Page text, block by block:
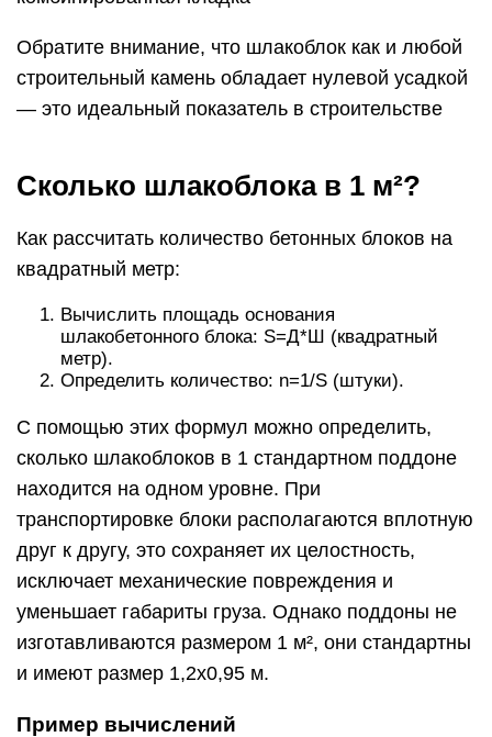
Обратите внимание, что шлакоблок как и любой
строительный камень обладает нулевой усадкой
— это идеальный показатель в строительстве
Сколько шлакоблока в 1 м²?
Как рассчитать количество бетонных блоков на
квадратный метр:
Вычислить площадь основания
шлакобетонного блока: S=Д*Ш (квадратный
метр).
Определить количество: n=1/S (штуки).
С помощью этих формул можно определить,
сколько шлакоблоков в 1 стандартном поддоне
находится на одном уровне. При
транспортировке блоки располагаются вплотную
друг к другу, это сохраняет их целостность,
исключает механические повреждения и
уменьшает габариты груза. Однако поддоны не
изготавливаются размером 1 м², они стандартны
и имеют размер 1,2х0,95 м.
Пример вычислений